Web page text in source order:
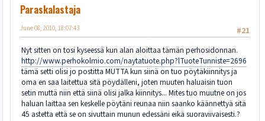
Paraskalastaja
#21
June 08, 2010, 18:07:43
Nyt sitten on tosi kyseessä kun alan aloittaa tämän perhosidonnan.
http://www.perhokolmio.com/naytatuote.php?lTuoteTunniste=2696
tämä setti olisi jo postitta MUTTA kun siinä on tuo pöytäkiinnitys ja
oma en saa laitettua sitä pöydälleni, joten muuten haluaisin tuon
setin muttä niin että siinä olisi jalka kiinnitys... Mites tuo muutne on jos
haluan laittaa sen keskelle pöytäni reunaa niin saanko käännettyä sitä
45 astetta että se on sivuttain munun edessäni eikä suoraviivaisesti.?